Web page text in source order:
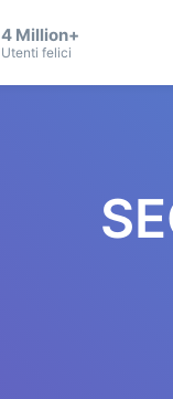
4 Million+
Utenti felici